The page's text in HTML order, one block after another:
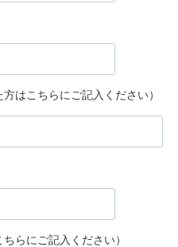
はこちらにご記入ください）
らにご記入ください）